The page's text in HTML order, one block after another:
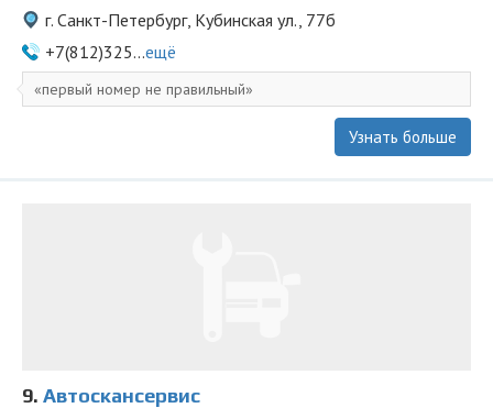
г. Санкт-Петербург, Кубинская ул., 77б
+7(812)325...ещё
первый номер не правильный
Узнать больше
9. Автоскансервис